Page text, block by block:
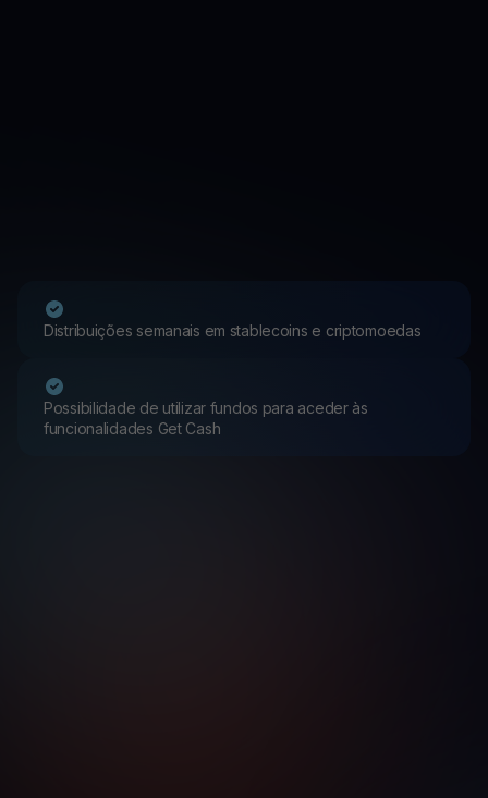
Distribuições semanais em stablecoins e criptomoedas
Possibilidade de utilizar fundos para aceder às
funcionalidades Get Cash